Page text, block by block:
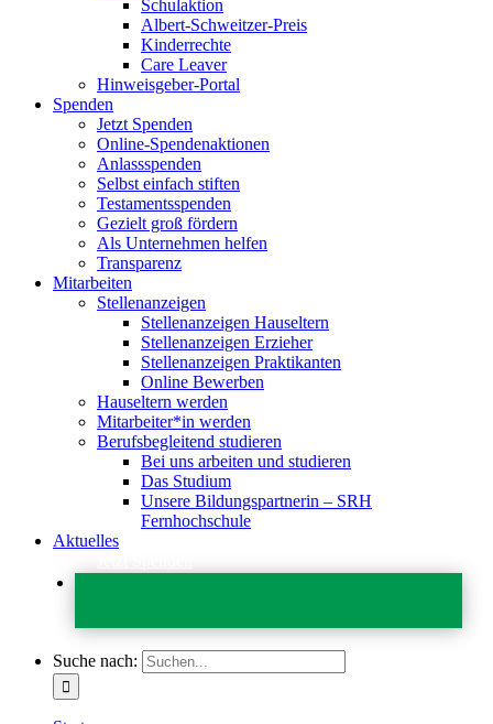
Schulaktion
Albert-Schweitzer-Preis
Kinderrechte
Care Leaver
Hinweisgeber-Portal
Spenden
Jetzt Spenden
Online-Spendenaktionen
Anlassspenden
Selbst einfach stiften
Testamentsspenden
Gezielt groß fördern
Als Unternehmen helfen
Transparenz
Mitarbeiten
Stellenanzeigen
Stellenanzeigen Hauseltern
Stellenanzeigen Erzieher
Stellenanzeigen Praktikanten
Online Bewerben
Hauseltern werden
Mitarbeiter*in werden
Berufsbegleitend studieren
Bei uns arbeiten und studieren
Das Studium
Unsere Bildungspartnerin – SRH
Fernhochschule
Aktuelles
Suche nach: